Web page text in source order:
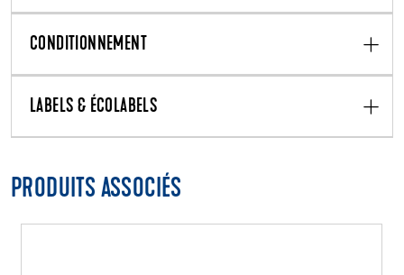
CONDITIONNEMENT
LABELS & ÉCOLABELS
PRODUITS ASSOCIÉS